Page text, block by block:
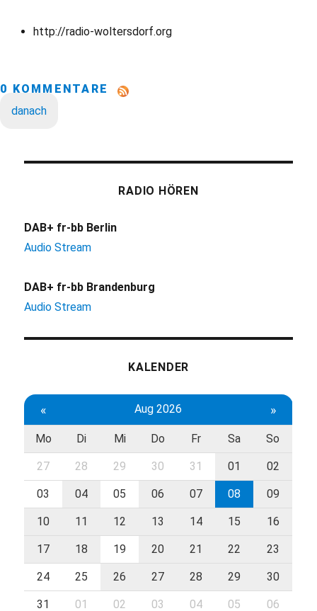
http://radio-woltersdorf.org
0 KOMMENTARE
danach
RADIO HÖREN
DAB+ fr-bb Berlin
Audio Stream
DAB+ fr-bb Brandenburg
Audio Stream
KALENDER
« Aug 2026 »
Mo Di Mi Do Fr Sa So
27 28 29 30 31 01 02
03 04 05 06 07 08 09
10 11 12 13 14 15 16
17 18 19 20 21 22 23
24 25 26 27 28 29 30
31 01 02 03 04 05 06